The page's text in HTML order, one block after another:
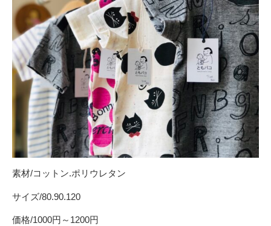
素材/コットン.ポリウレタン
サイズ/80.90.120
価格/1000円～1200円